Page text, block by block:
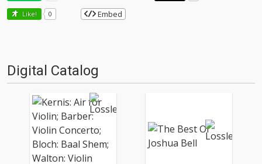
Like! 0 Embed
Digital Catalog